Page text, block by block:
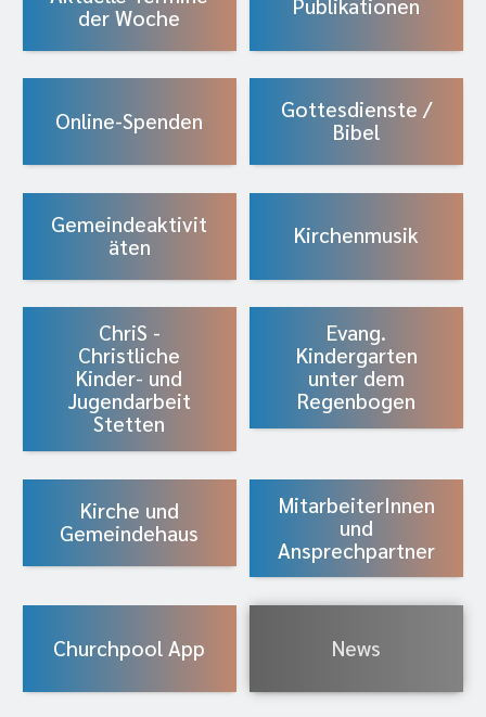
der Woche
Online-Spenden
Gottesdienste /
Bibel
Gemeindeaktivit
äten
Kirchenmusik
ChriS -
Christliche
Kinder- und
Jugendarbeit
Stetten
Evang.
Kindergarten
unter dem
Regenbogen
Kirche und
Gemeindehaus
MitarbeiterInnen
und
Ansprechpartner
Churchpool App News